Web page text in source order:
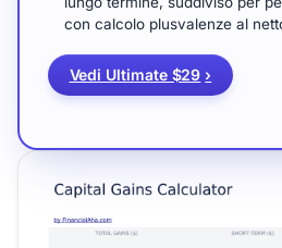
con calcolo plusvalenze al
Vedi Ultimate $29 ›